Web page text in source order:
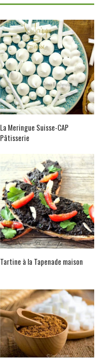
La Meringue Suisse-CAP
Pâtisserie
Tartine à la Tapenade maison